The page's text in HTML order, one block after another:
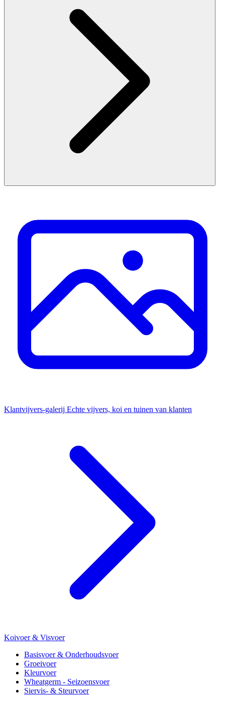
Klantvijvers-galerij Echte vijvers, koi en tuinen van klanten
Koivoer & Visvoer
Basisvoer & Onderhoudsvoer
Groeivoer
Kleurvoer
Wheatgerm - Seizoensvoer
Siervis- & Steurvoer